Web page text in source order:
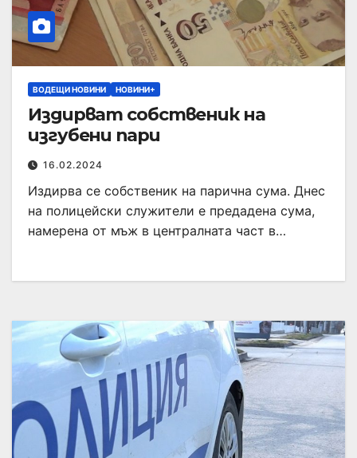
ВОДЕЩИ НОВИНИ НОВИНИ+
Издирват собственик на
изгубени пари
16.02.2024
Издирва се собственик на парична сума. Днес
на полицейски служители е предадена сума,
намерена от мъж в централната част в…